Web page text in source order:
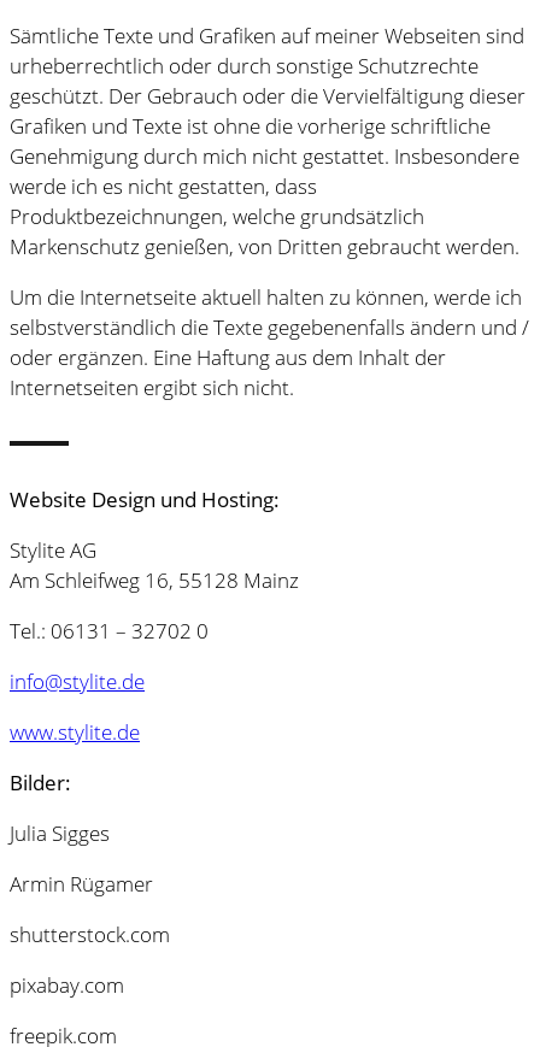
Sämtliche Texte und Grafiken auf meiner Webseiten sind
urheberrechtlich oder durch sonstige Schutzrechte
geschützt. Der Gebrauch oder die Vervielfältigung dieser
Grafiken und Texte ist ohne die vorherige schriftliche
Genehmigung durch mich nicht gestattet. Insbesondere
werde ich es nicht gestatten, dass
Produktbezeichnungen, welche grundsätzlich
Markenschutz genießen, von Dritten gebraucht werden.
Um die Internetseite aktuell halten zu können, werde ich
selbstverständlich die Texte gegebenenfalls ändern und /
oder ergänzen. Eine Haftung aus dem Inhalt der
Internetseiten ergibt sich nicht.
Website Design und Hosting:
Stylite AG
Am Schleifweg 16, 55128 Mainz
Tel.: 06131 – 32702 0
info@stylite.de
www.stylite.de
Bilder:
Julia Sigges
Armin Rügamer
shutterstock.com
pixabay.com
freepik.com